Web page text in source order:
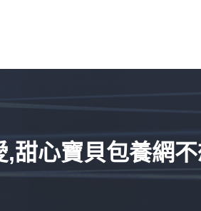
甜心寶貝包養網